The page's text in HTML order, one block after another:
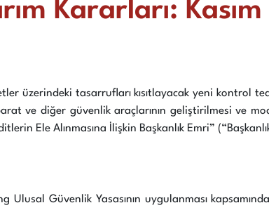
Kararları:
üzerindeki tasarrufları kısıtlayacak yeni
ve diğer güvenlik araçlarının geliştirilmesi ve
Ele Alınmasına İlişkin Başkanlık Emri”
Ulusal Güvenlik Yasasının uygulanması